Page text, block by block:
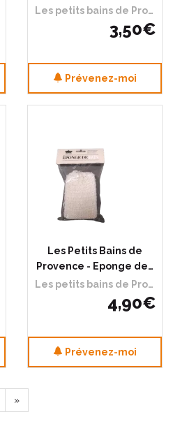
Les petits bains de Provence
3,50€
Prévenez-moi
Les Petits Bains de
Provence - Eponge de…
Les petits bains de Provence
4,90€
Prévenez-moi
»